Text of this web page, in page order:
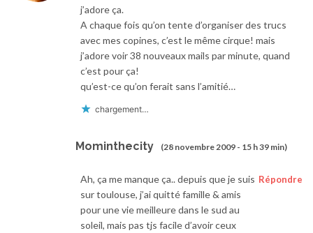
j’adore ça.
A chaque fois qu’on tente d’organiser des trucs
avec mes copines, c’est le même cirque! mais
j’adore voir 38 nouveaux mails par minute, quand
c’est pour ça!
qu’est-ce qu’on ferait sans l’amitié…
chargement…
Mominthecity (28 novembre 2009 - 15 h 39 min)
Répondre
Ah, ça me manque ça.. depuis que je suis
sur toulouse, j’ai quitté famille & amis
pour une vie meilleure dans le sud au
soleil, mais pas tjs facile d’avoir ceux